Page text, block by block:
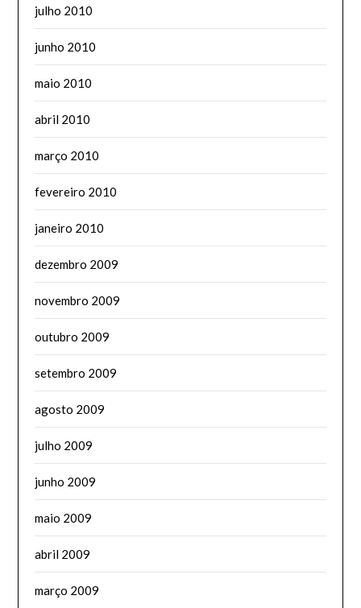
julho 2010
junho 2010
maio 2010
abril 2010
março 2010
fevereiro 2010
janeiro 2010
dezembro 2009
novembro 2009
outubro 2009
setembro 2009
agosto 2009
julho 2009
junho 2009
maio 2009
abril 2009
março 2009